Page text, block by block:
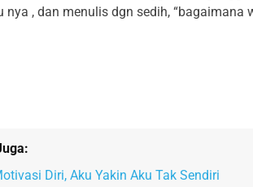
nya , dan menulis dgn sedih, “bagaimana
Diri, Aku Yakin Aku Tak Sendiri